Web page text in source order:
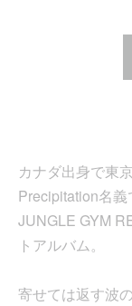
カナダ出身で東
Precipitation名
JUNGLE GYM
トアルバム。
寄せては返す波